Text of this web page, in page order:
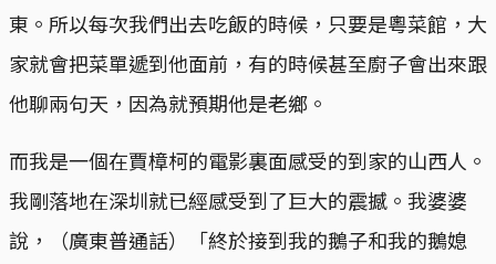
東。所以每次我們出去吃飯的時候，只要是粵菜館，大
家就會把菜單遞到他面前，有的時候甚至廚子會出來跟
他聊兩句天，因為就預期他是老鄉。
而我是一個在賈樟柯的電影裏面感受的到家的山西人。
我剛落地在深圳就已經感受到了巨大的震撼。我婆婆
說，（廣東普通話）「終於接到我的鵝子和我的鵝媳